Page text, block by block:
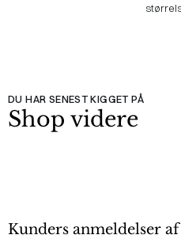
DU HAR SENEST KIGGET PÅ
Shop videre
Kunders anmeldelser